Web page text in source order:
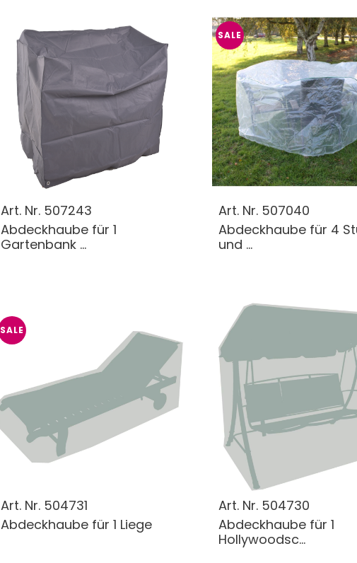
Art. Nr. 507243
Abdeckhaube für 1
Gartenbank ...
SALE
Art. Nr. 507040
Abdeckhaube für 4
und ...
SALE
Art. Nr. 504731
Abdeckhaube für 1 Liege
Art. Nr. 504730
Abdeckhaube für 1
Hollywoodsc...